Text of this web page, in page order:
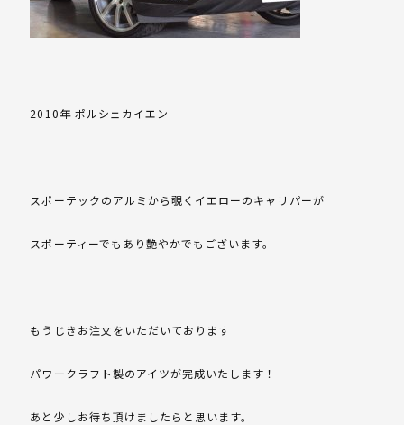
2010年 ポルシェカイエン
スポーテックのアルミから覗くイエローのキャリパーが
スポーティーでもあり艶やかでもございます。
もうじきお注文をいただいております
パワークラフト製のアイツが完成いたします！
あと少しお待ち頂けましたらと思います。